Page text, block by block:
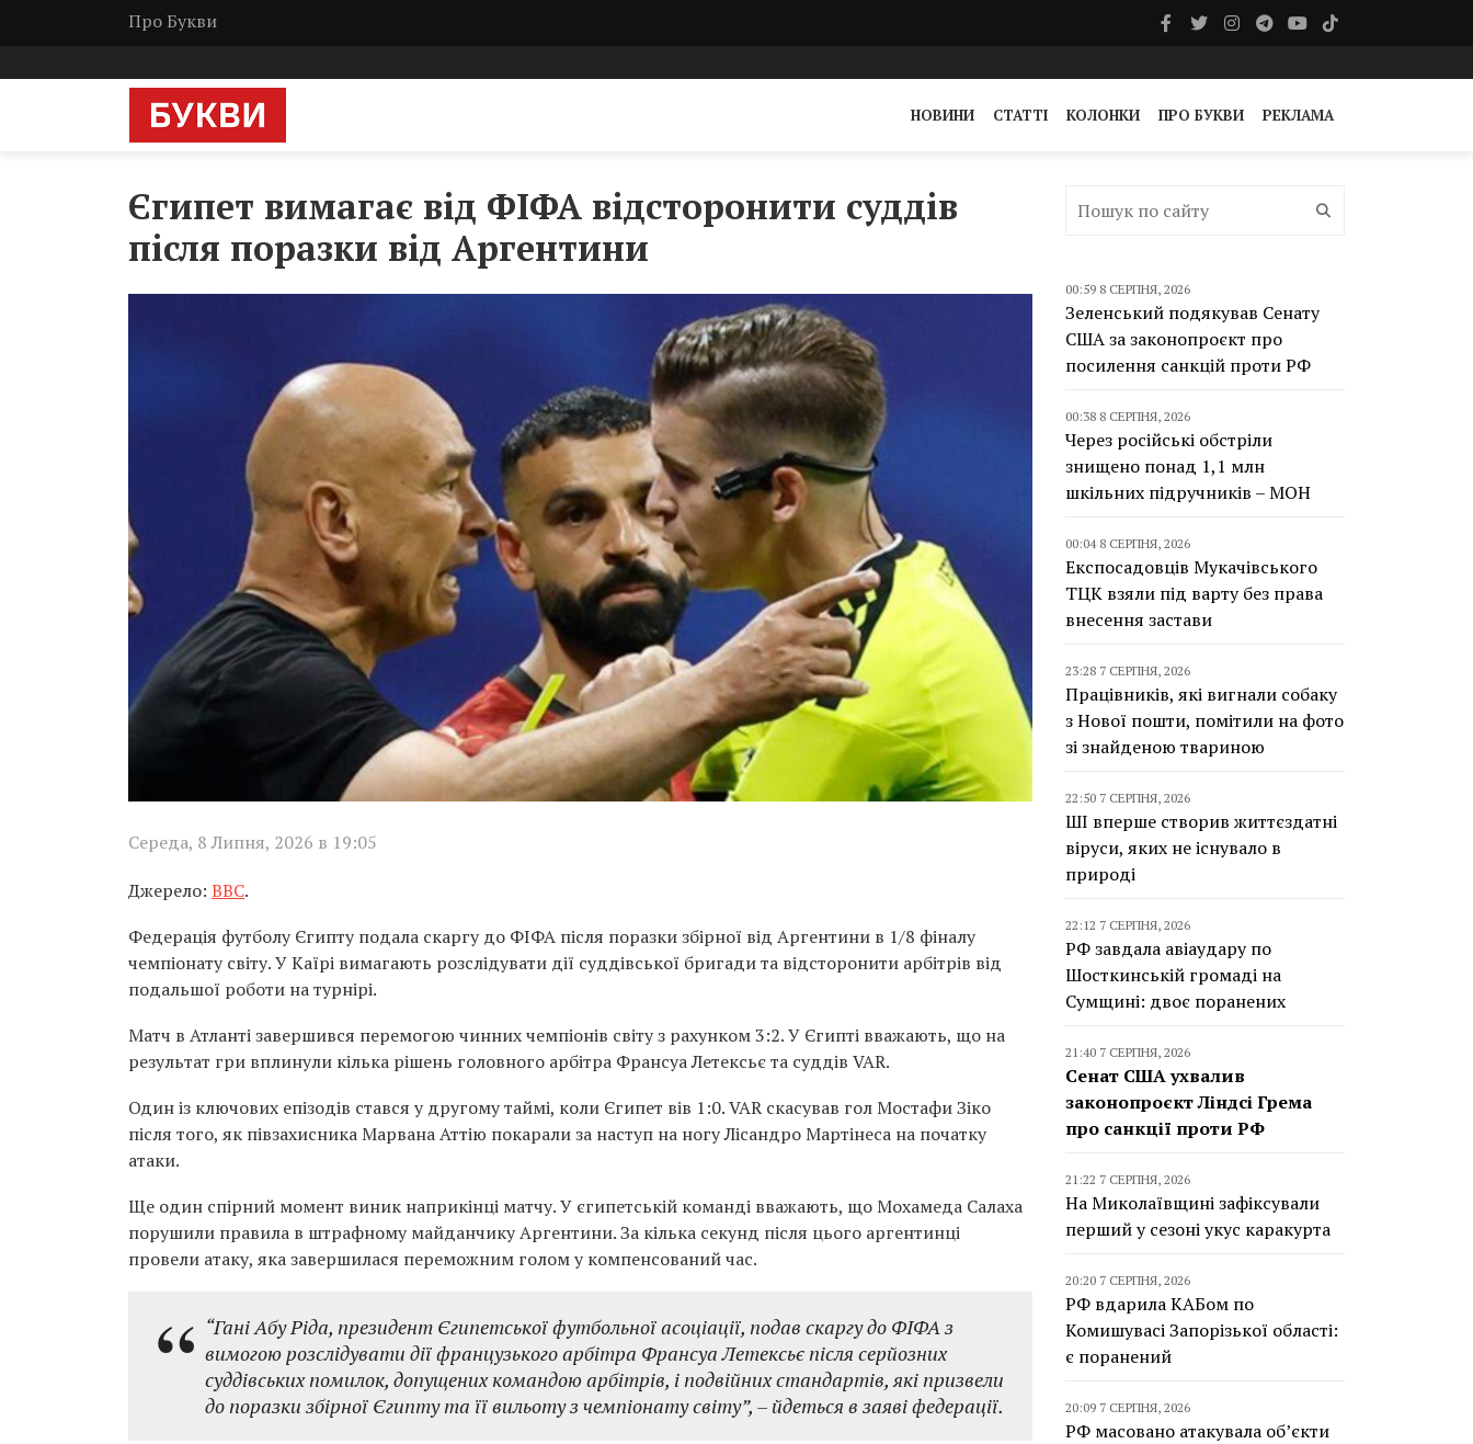
Про Букви
НОВИНИ СТАТТІ КОЛОНКИ ПРО БУКВИ РЕКЛАМА
Єгипет вимагає від ФІФА відсторонити суддів
після поразки від Аргентини
Середа, 8 Липня, 2026 в 19:05
Джерело: BBC.
Федерація футболу Єгипту подала скаргу до ФІФА після поразки збірної від Аргентини в 1/8 фіналу
чемпіонату світу. У Каїрі вимагають розслідувати дії суддівської бригади та відсторонити арбітрів від
подальшої роботи на турнірі.
Матч в Атланті завершився перемогою чинних чемпіонів світу з рахунком 3:2. У Єгипті вважають, що на
результат гри вплинули кілька рішень головного арбітра Франсуа Летексьє та суддів VAR.
Один із ключових епізодів стався у другому таймі, коли Єгипет вів 1:0. VAR скасував гол Мостафи Зіко
після того, як півзахисника Марвана Аттію покарали за наступ на ногу Лісандро Мартінеса на початку
атаки.
Ще один спірний момент виник наприкінці матчу. У єгипетській команді вважають, що Мохамеда Салаха
порушили правила в штрафному майданчику Аргентини. За кілька секунд після цього аргентинці
провели атаку, яка завершилася переможним голом у компенсований час.
“Гані Абу Ріда, президент Єгипетської футбольної асоціації, подав скаргу до ФІФА з
вимогою розслідувати дії французького арбітра Франсуа Летексьє після серйозних
суддівських помилок, допущених командою арбітрів, і подвійних стандартів, які призвели
до поразки збірної Єгипту та її вильоту з чемпіонату світу”, – йдеться в заяві федерації.
00:59 8 СЕРПНЯ, 2026
Зеленський подякував Сенату
США за законопроєкт про
посилення санкцій проти РФ
00:38 8 СЕРПНЯ, 2026
Через російські обстріли
знищено понад 1,1 млн
шкільних підручників – МОН
00:04 8 СЕРПНЯ, 2026
Експосадовців Мукачівського
ТЦК взяли під варту без права
внесення застави
23:28 7 СЕРПНЯ, 2026
Працівників, які вигнали собаку
з Нової пошти, помітили на фото
зі знайденою твариною
22:50 7 СЕРПНЯ, 2026
ШІ вперше створив життєздатні
віруси, яких не існувало в
природі
22:12 7 СЕРПНЯ, 2026
РФ завдала авіаудару по
Шосткинській громаді на
Сумщині: двоє поранених
21:40 7 СЕРПНЯ, 2026
Сенат США ухвалив
законопроєкт Ліндсі Грема
про санкції проти РФ
21:22 7 СЕРПНЯ, 2026
На Миколаївщині зафіксували
перший у сезоні укус каракурта
20:20 7 СЕРПНЯ, 2026
РФ вдарила КАБом по
Комишувасі Запорізької області:
є поранений
20:09 7 СЕРПНЯ, 2026
РФ масовано атакувала об’єкти